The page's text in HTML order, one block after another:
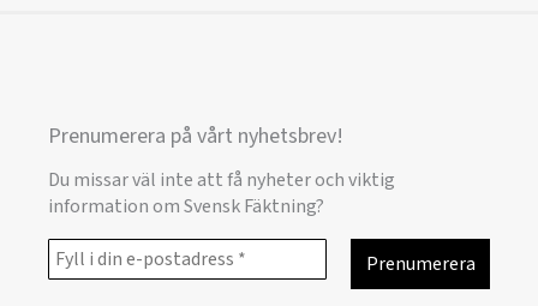
Prenumerera på vårt nyhetsbrev!
Du missar väl inte att få nyheter och viktig
information om Svensk Fäktning?